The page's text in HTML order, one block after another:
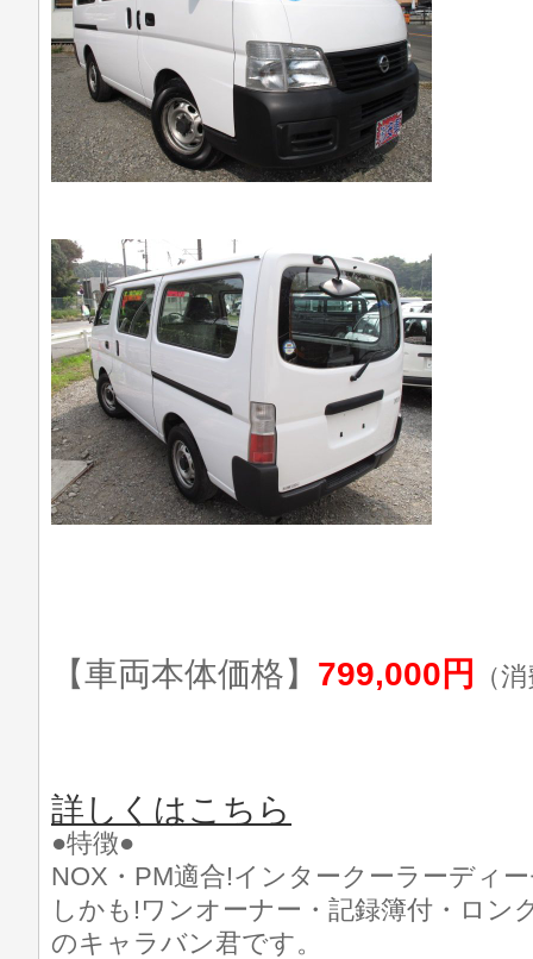
【車両本体価格】 799,000円 （
詳しくはこちら
●特徴●
NOX・PM適合!インタークーラーディ
しかも!ワンオーナー・記録簿付・ロン
のキャラバン君です。